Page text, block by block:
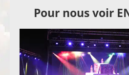
Pour nous voir